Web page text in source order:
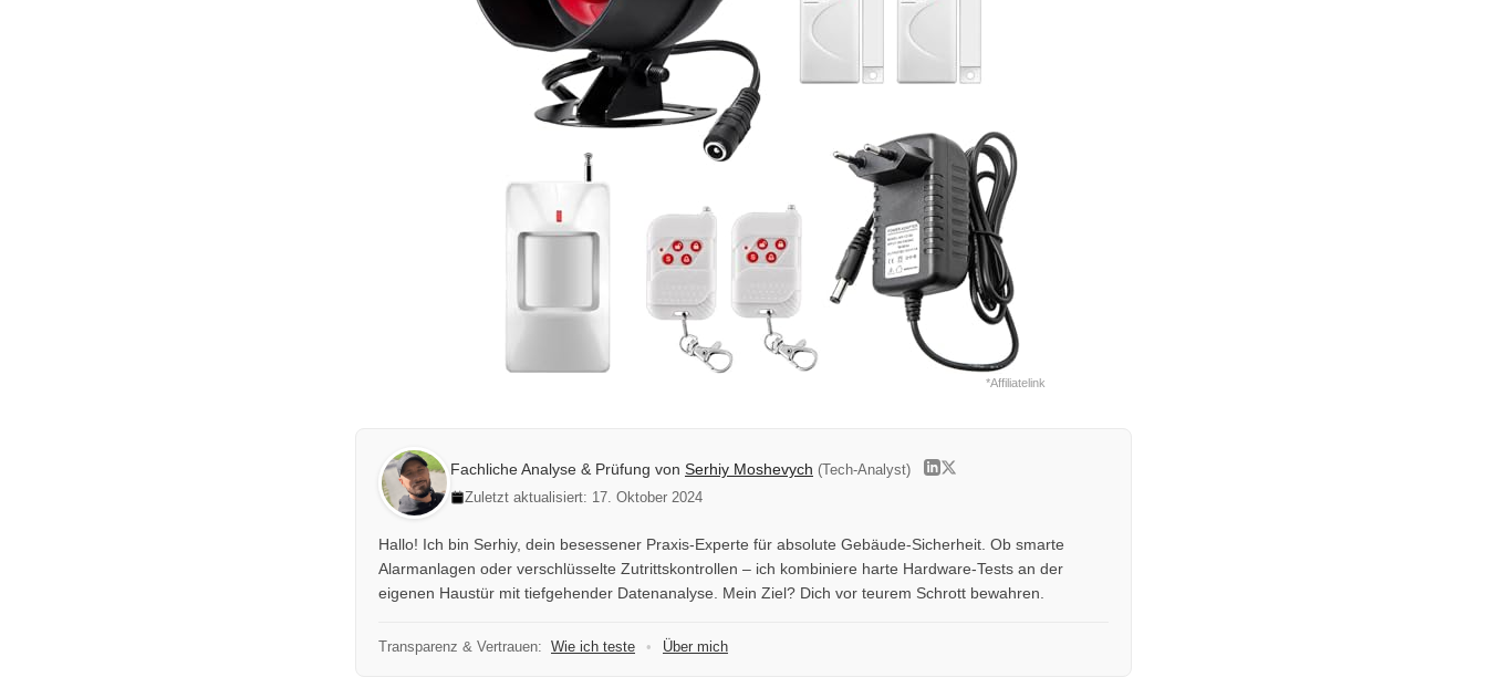
*Affiliatelink
Fachliche Analyse & Prüfung von Serhiy Moshevych (Tech-Analyst)
Zuletzt aktualisiert: 17. Oktober 2024
Hallo! Ich bin Serhiy, dein besessener Praxis-Experte für absolute Gebäude-Sicherheit. Ob smarte
Alarmanlagen oder verschlüsselte Zutrittskontrollen – ich kombiniere harte Hardware-Tests an der
eigenen Haustür mit tiefgehender Datenanalyse. Mein Ziel? Dich vor teurem Schrott bewahren.
Transparenz & Vertrauen: Wie ich teste • Über mich